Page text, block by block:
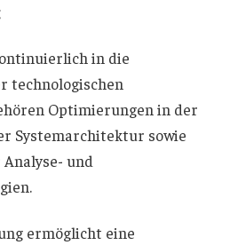
in die
technologischen
Optimierungen in der
Systemarchitektur sowie
und
ermöglicht eine